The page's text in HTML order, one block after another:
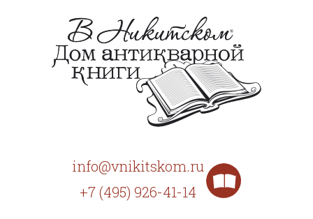
info@vnikitskom.ru
+7 (495) 926-41-14